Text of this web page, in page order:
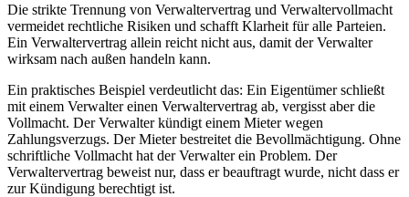
Die strikte Trennung von Verwaltervertrag und Verwaltervollmacht
vermeidet rechtliche Risiken und schafft Klarheit für alle Parteien.
Ein Verwaltervertrag allein reicht nicht aus, damit der Verwalter
wirksam nach außen handeln kann.
Ein praktisches Beispiel verdeutlicht das: Ein Eigentümer schließt
mit einem Verwalter einen Verwaltervertrag ab, vergisst aber die
Vollmacht. Der Verwalter kündigt einem Mieter wegen
Zahlungsverzugs. Der Mieter bestreitet die Bevollmächtigung. Ohne
schriftliche Vollmacht hat der Verwalter ein Problem. Der
Verwaltervertrag beweist nur, dass er beauftragt wurde, nicht dass er
zur Kündigung berechtigt ist.